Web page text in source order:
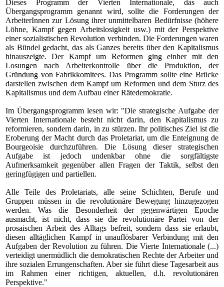
Dieses Programm der Vierten Internationale, das auch
Übergangsprogramm genannt wird, sollte die Forderungen der
ArbeiterInnen zur Lösung ihrer unmittelbaren Bedürfnisse (höhere
Löhne, Kampf gegen Arbeitslosigkeit usw.) mit der Perspektive
einer sozialistischen Revolution verbinden. Die Forderungen waren
als Bündel gedacht, das als Ganzes bereits über den Kapitalismus
hinauszeigte. Der Kampf um Reformen ging einher mit den
Losungen nach Arbeiterkontrolle über die Produktion, der
Gründung von Fabrikkomitees. Das Programm sollte eine Brücke
darstellen zwischen dem Kampf um Reformen und dem Sturz des
Kapitalismus und dem Aufbau einer Rätedemokratie.
Im Übergangsprogramm lesen wir: "Die strategische Aufgabe der
Vierten Internationale besteht nicht darin, den Kapitalismus zu
reformieren, sondern darin, in zu stürzen. Ihr politisches Ziel ist die
Eroberung der Macht durch das Proletariat, um die Enteignung de
Bourgeoisie durchzuführen. Die Lösung dieser strategischen
Aufgabe ist jedoch undenkbar ohne die sorgfältigste
Aufmerksamkeit gegenüber allen Fragen der Taktik, selbst den
geringfügigen und partiellen.
Alle Teile des Proletariats, alle seine Schichten, Berufe und
Gruppen müssen in die revolutionäre Bewegung hinzugezogen
werden. Was die Besonderheit der gegenwärtigen Epoche
ausmacht, ist nicht, dass sie die revolutionäre Partei von der
prosaischen Arbeit des Alltags befreit, sondern dass sie erlaubt,
diesen alltäglichen Kampf in unauflösbarer Verbindung mit den
Aufgaben der Revolution zu führen. Die Vierte Internationale (...)
verteidigt unermüdlich die demokratischen Rechte der Arbeiter und
ihre sozialen Errungenschaften. Aber sie führt diese Tagesarbeit aus
im Rahmen einer richtigen, aktuellen, d.h. revolutionären
Perspektive."